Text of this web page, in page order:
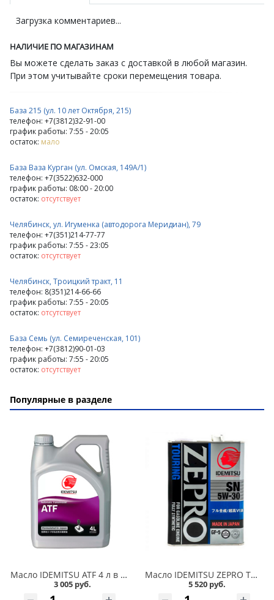
Загрузка комментариев...
НАЛИЧИЕ ПО МАГАЗИНАМ
Вы можете сделать заказ с доставкой в любой магазин.
При этом учитывайте сроки перемещения товара.
База 215 (ул. 10 лет Октября, 215)
телефон: +7(3812)32-91-00
график работы: 7:55 - 20:05
остаток: мало
База Ваза Курган (ул. Омская, 149А/1)
телефон: +7(3522)632-000
график работы: 08:00 - 20:00
остаток: отсутствует
Челябинск, ул. Игуменка (автодорога Меридиан), 79
телефон: +7(351)214-77-77
график работы: 7:55 - 23:05
остаток: отсутствует
Челябинск, Троицкий тракт, 11
телефон: 8(351)214-66-66
график работы: 7:55 - 20:05
остаток: отсутствует
База Семь (ул. Семиреченская, 101)
телефон: +7(3812)90-01-03
график работы: 7:55 - 20:05
остаток: отсутствует
Популярные в разделе
Масло IDEMITSU ATF 4 л в Омске
3 005 руб.
Масло IDEMITSU ZEPRO TOURING 5w30 SN/GF-5 4л синтетика в Омске
5 520 руб.